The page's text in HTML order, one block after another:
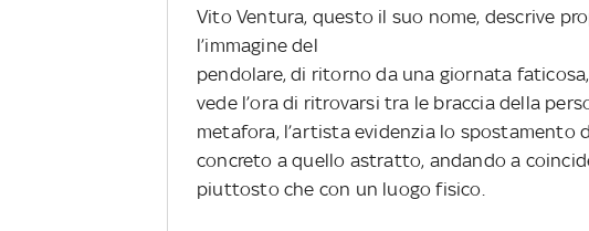
Vito Ventura, questo il suo nome, descrive
l’immagine del
pendolare, di ritorno da una giornata
vede l’ora di ritrovarsi tra le braccia della
metafora, l’artista evidenzia lo spostamento
concreto a quello astratto, andando a
piuttosto che con un luogo fisico.